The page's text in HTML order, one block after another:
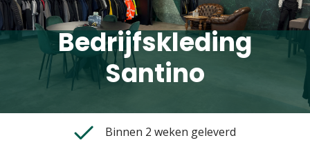
Bedrijfskleding
Santino
Binnen 2 weken geleverd